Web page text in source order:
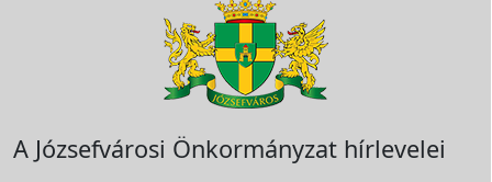
A Józsefvárosi Önkormányzat hírlevelei